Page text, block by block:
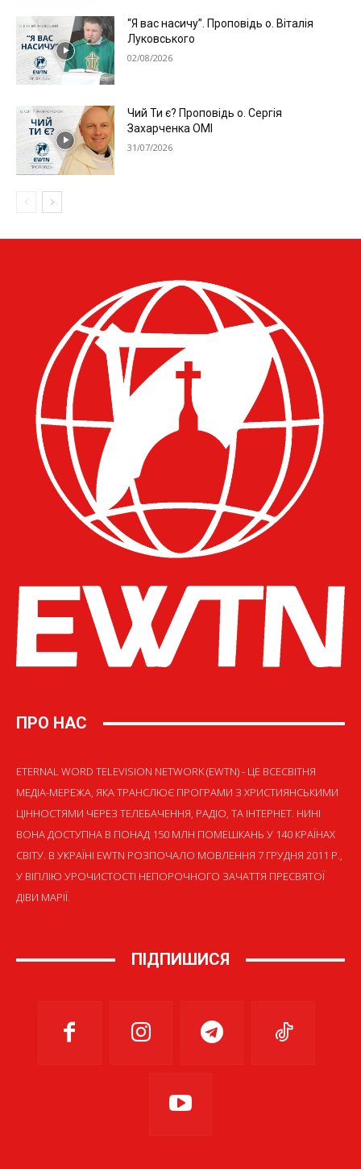
ПРО НАС
ETERNAL WORD TELEVISION NETWORK (EWTN) - ЦЕ ВСЕСВІТНЯ
МЕДІА-МЕРЕЖА, ЯКА ТРАНСЛЮЄ ПРОГРАМИ З ХРИСТИЯНСЬКИМИ
ЦІННОСТЯМИ ЧЕРЕЗ ТЕЛЕБАЧЕННЯ, РАДІО, ТА ІНТЕРНЕТ. НИНІ
ВОНА ДОСТУПНА В ПОНАД 150 МЛН ПОМЕШКАНЬ У 140 КРАЇНАХ
СВІТУ. В УКРАЇНІ EWTN РОЗПОЧАЛО МОВЛЕННЯ 7 ГРУДНЯ 2011 Р.,
У ВІГІЛІЮ УРОЧИСТОСТІ НЕПОРОЧНОГО ЗАЧАТТЯ ПРЕСВЯТОЇ
ДІВИ МАРІЇ.
ПІДПИШИСЯ